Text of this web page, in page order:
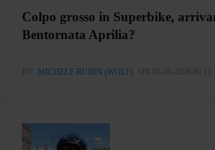
Colpo grosso in Superbike,
Bentornata Aprilia?
BY MICHELE RUBIN (WOLF) ON 07-08-2026